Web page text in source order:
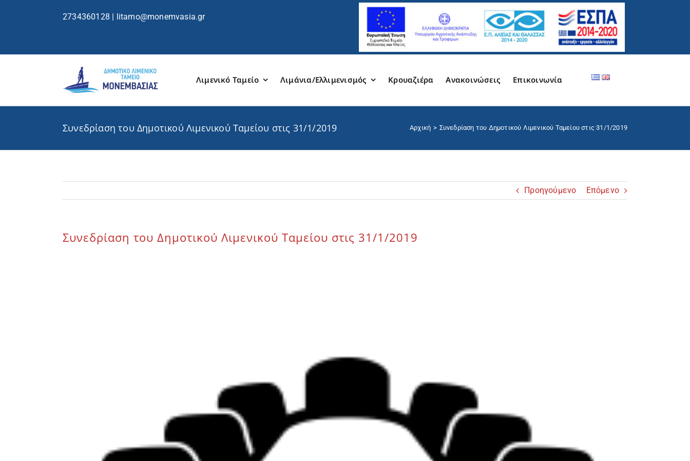
2734360128 | litamo@monemvasia.gr
Λιμενικό Ταμείο Λιμάνια/Ελλιμενισμός Κρουαζιέρα Ανακοινώσεις Επικοινωνία
Συνεδρίαση του Δημοτικού Λιμενικού Ταμείου στις 31/1/2019 Αρχική Συνεδρίαση του Δημοτικού Λιμενικού Ταμείου στις 31/1/2019
Προηγούμενο Επόμενο
Συνεδρίαση του Δημοτικού Λιμενικού Ταμείου στις 31/1/2019